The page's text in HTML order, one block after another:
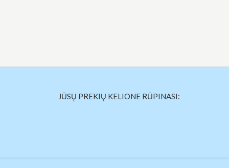
JŪSŲ PREKIŲ KELIONE RŪPINASI: